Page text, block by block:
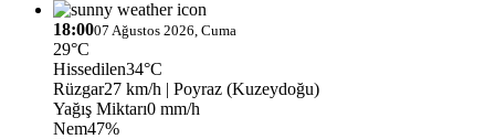
18:0007 Ağustos 2026, Cuma
29°C
Hissedilen34°C
Rüzgar27 km/h | Poyraz (Kuzeydoğu)
Yağış Miktarı0 mm/h
Nem47%